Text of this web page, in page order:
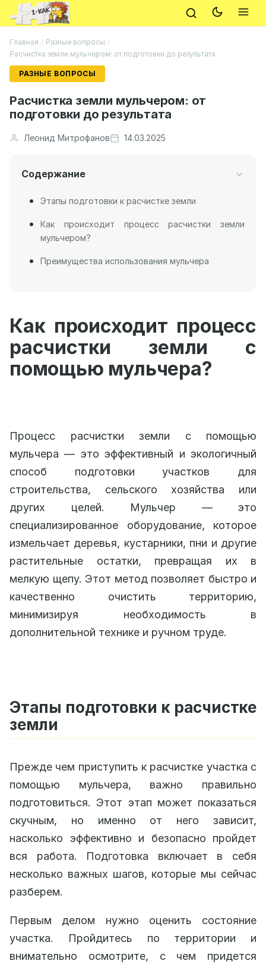
Главная / Разные вопросы /
Расчистка земли мульчером: от подготовки до результата
РАЗНЫЕ ВОПРОСЫ
Расчистка земли мульчером: от
подготовки до результата
Леонид Митрофанов 14.03.2025
Содержание
Этапы подготовки к расчистке земли
Как происходит процесс расчистки земли
мульчером?
Преимущества использования мульчера
Как происходит процесс
расчистки земли с
помощью мульчера?
Процесс расчистки земли с помощью
мульчера — это эффективный и экологичный
способ подготовки участков для
строительства, сельского хозяйства или
других целей. Мульчер — это
специализированное оборудование, которое
измельчает деревья, кустарники, пни и другие
растительные остатки, превращая их в
мелкую щепу. Этот метод позволяет быстро и
качественно очистить территорию,
минимизируя необходимость в
дополнительной технике и ручном труде.
Этапы подготовки к расчистке
земли
Прежде чем приступить к расчистке участка с
помощью мульчера, важно правильно
подготовиться. Этот этап может показаться
скучным, но именно от него зависит,
насколько эффективно и безопасно пройдет
вся работа. Подготовка включает в себя
несколько важных шагов, которые мы сейчас
разберем.
Первым делом нужно оценить состояние
участка. Пройдитесь по территории и
внимательно осмотрите, с чем придется